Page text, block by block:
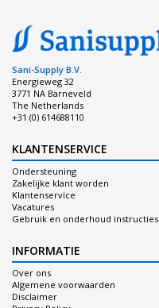
Sani-Supply B.V.
Energieweg 32
3771 NA Barneveld
The Netherlands
+31 (0) 614688110
KLANTENSERVICE
Ondersteuning
Zakelijke klant worden
Klantenservice
Vacatures
Gebruik en onderhoud instructies
INFORMATIE
Over ons
Algemene voorwaarden
Disclaimer